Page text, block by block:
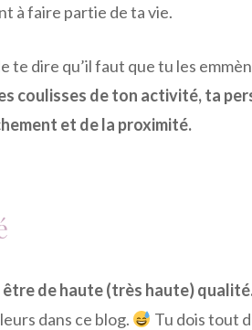
à faire partie de ta vie.
te dire qu’il faut que tu les
coulisses de ton activité, ta
et de la proximité.
de haute (très haute)
dans ce blog.
Tu dois tout